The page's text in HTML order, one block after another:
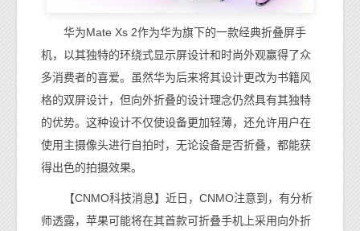
华为Mate Xs 2作为华为旗下的一款经典折叠屏手
机，以其独特的环绕式显示屏设计和时尚外观赢得了众
多消费者的喜爱。虽然华为后来将其设计更改为书籍风
格的双屏设计，但向外折叠的设计理念仍然具有其独特
的优势。这种设计不仅使设备更加轻薄，还允许用户在
使用主摄像头进行自拍时，无论设备是否折叠，都能获
得出色的拍摄效果。
【CNMO科技消息】近日，CNMO注意到，有分析
师透露，苹果可能将在其首款可折叠手机上采用向外折